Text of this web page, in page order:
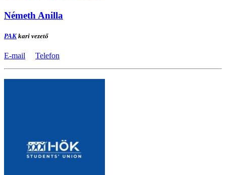
Németh Anilla
PAKkari vezető
E-mail Telefon